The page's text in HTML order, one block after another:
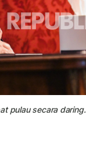
pulau secara daring.